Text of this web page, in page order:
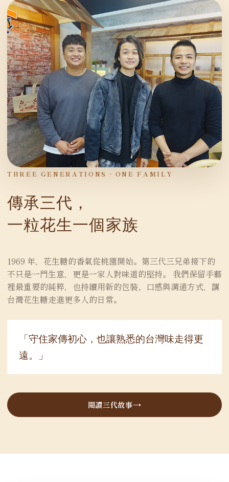
THREE GENERATIONS · ONE FAMILY
傳承三代，
一粒花生一個家族
1969 年，花生糖的香氣從桃園開始。第三代三兄弟接下的
不只是一門生意，更是一家人對味道的堅持。 我們保留手藝
裡最重要的純粹，也持續用新的包裝、口感與溝通方式，讓
台灣花生糖走進更多人的日常。
「守住家傳初心，也讓熟悉的台灣味走得更
遠。」
閱讀三代故事